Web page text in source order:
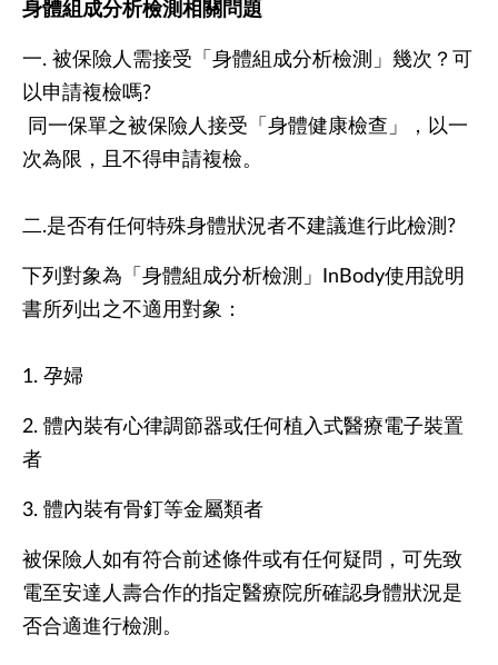
身體組成分析檢測相關問題
一. 被保險人需接受「身體組成分析檢測」幾次？可
以申請複檢嗎?
同一保單之被保險人接受「身體健康檢查」，以一
次為限，且不得申請複檢。
二.是否有任何特殊身體狀況者不建議進行此檢測?
下列對象為「身體組成分析檢測」InBody使用說明
書所列出之不適用對象：
1. 孕婦
2. 體內裝有心律調節器或任何植入式醫療電子裝置
者
3. 體內裝有骨釘等金屬類者
被保險人如有符合前述條件或有任何疑問，可先致
電至安達人壽合作的指定醫療院所確認身體狀況是
否合適進行檢測。